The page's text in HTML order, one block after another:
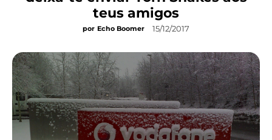
teus amigos
por Echo Boomer 15/12/2017